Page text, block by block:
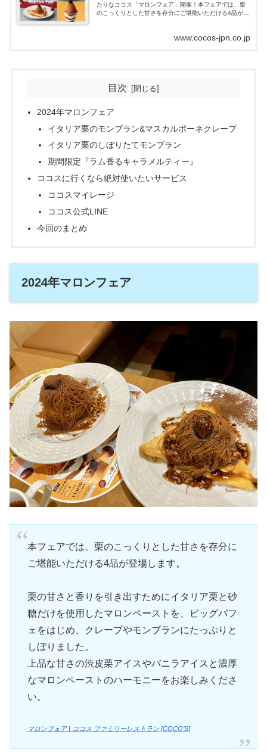
たりなココス「マロンフェア」開催！本フェアでは、栗
のこっくりとした甘さを存分にご堪能いただける4品が登
www.cocos-jpn.co.jp
目次
2024年マロンフェア
イタリア栗のモンブラン&マスカルポーネクレープ
イタリア栗のしぼりたてモンブラン
期間限定『ラム香るキャラメルティー』
ココスに行くなら絶対使いたいサービス
ココスマイレージ
ココス公式LINE
今回のまとめ
2024年マロンフェア
本フェアでは、栗のこっくりとした甘さを存分に
ご堪能いただける4品が登場します。
栗の甘さと香りを引き出すためにイタリア栗と砂
糖だけを使用したマロンペーストを、ビッグパフ
ェをはじめ、クレープやモンブランにたっぷりと
しぼりました。
上品な甘さの渋皮栗アイスやバニラアイスと濃厚
なマロンペーストのハーモニーをお楽しみくださ
い。
マロンフェア | ココス ファミリーレストラン [COCO’S]